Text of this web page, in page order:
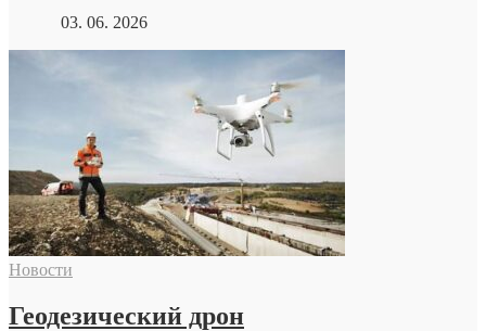
03. 06. 2026
Новости
Геодезический дрон